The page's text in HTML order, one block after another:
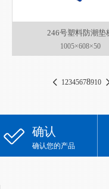
246号塑料防潮垫
1005×608×50
12345678910
确认
确认您的产品